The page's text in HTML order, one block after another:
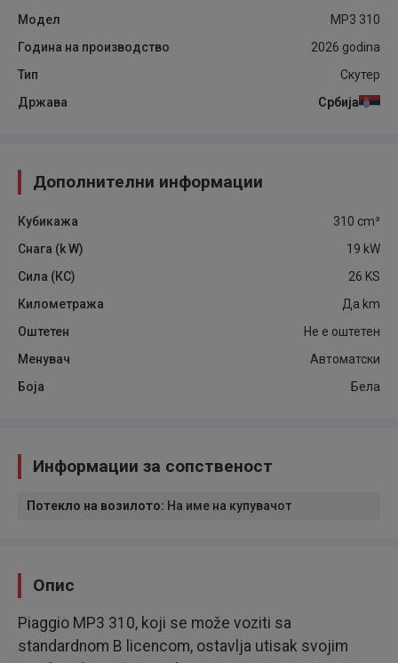
Модел
MP3 310
Година на производство
2026 godina
Тип
Скутер
Држава
Србија
Дополнителни информации
Кубикажа 310 cm³
Снага (k W)
19 kW
Сила (КС)
26 KS
Километража
Да km
Оштетен
Не е оштетен
Менувач
Автоматски
Боја
Бела
Информации за сопственост
Потекло на возилото: На име на купувачот
Опис
Piaggio MP3 310, koji se može voziti sa
standardnom B licencom, ostavlja utisak svojim